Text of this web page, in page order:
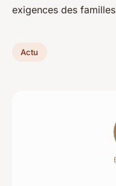
exigences des
Actu